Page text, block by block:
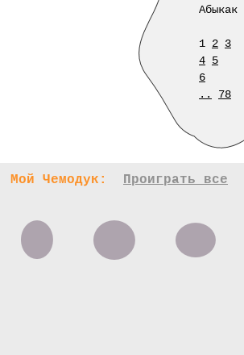
Абыкак
1 2 3
4 5
6
..
78
Мой Чемодук: Проиграть все